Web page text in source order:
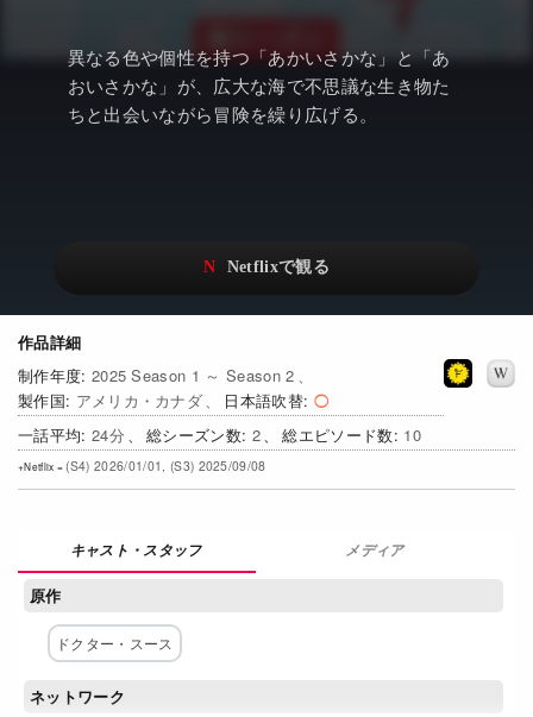
Netflixオリジナル作品
Netflix Video
Watchlist
過去の配信終了作品
Get Freaxフォーラム
Netflixコース別料金プラン
閉じる
異なる色や個性を持つ「あかいさかな」と「あ
おいさかな」が、広大な海で不思議な生き物た
ちと出会いながら冒険を繰り広げる。
作品詳細
2025 Season 1 ～ Season 2
アメリカ・カナダ
日本語吹替
24
2 10
(S4) 2026/01/01, (S3) 2025/09/08
メディア
原作
ドクター・スース
ネットワーク